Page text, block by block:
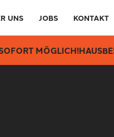
UNS JOBS KONTAKT
MÖGLICH!